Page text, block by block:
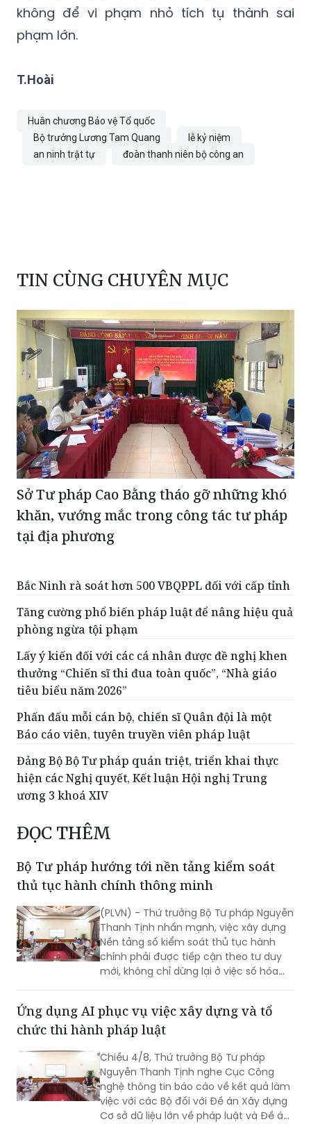
không để vi phạm nhỏ tích tụ thành sai
phạm lớn.
T.Hoài
Huân chương Bảo vệ Tổ quốc
Bộ trưởng Lương Tam Quang
lễ kỷ niệm
an ninh trật tự
đoàn thanh niên bộ công an
TIN CÙNG CHUYÊN MỤC
Sở Tư pháp Cao Bằng tháo gỡ những khó
khăn, vướng mắc trong công tác tư pháp
tại địa phương
Bắc Ninh rà soát hơn 500 VBQPPL đối với cấp tỉnh
Tăng cường phổ biến pháp luật để nâng hiệu quả
phòng ngừa tội phạm
Lấy ý kiến đối với các cá nhân được đề nghị khen
thưởng “Chiến sĩ thi đua toàn quốc”, “Nhà giáo
tiêu biểu năm 2026”
Phấn đấu mỗi cán bộ, chiến sĩ Quân đội là một
Báo cáo viên, tuyên truyền viên pháp luật
Đảng Bộ Bộ Tư pháp quán triệt, triển khai thực
hiện các Nghị quyết, Kết luận Hội nghị Trung
ương 3 khoá XIV
ĐỌC THÊM
Bộ Tư pháp hướng tới nền tảng kiểm soát
thủ tục hành chính thông minh
(PLVN) - Thứ trưởng Bộ Tư pháp Nguyễn
Thanh Tịnh nhấn mạnh, việc xây dựng
Nền tảng số kiểm soát thủ tục hành
chính phải được tiếp cận theo tư duy
mới, không chỉ dừng lại ở việc số hóa
nghệ, mà phải hướng tới xây dựng một
nền tảng thực sự thông minh, chủ
gia tăng cho công tác quản lý nhà
nước.
Ứng dụng AI phục vụ việc xây dựng và tổ
chức thi hành pháp luật
Chiều 4/8, Thứ trưởng Bộ Tư pháp
Nguyễn Thanh Tịnh nghe Cục Công
nghệ thông tin báo cáo về kết quả làm
việc với các Bộ đối với Đề án Xây dựng
Cơ sở dữ liệu lớn về pháp luật và Đề án